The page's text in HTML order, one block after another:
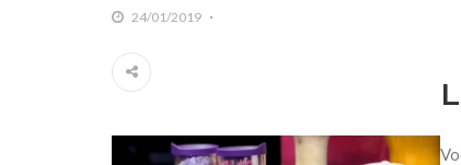
24/01/2019